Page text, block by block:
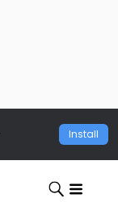
Install